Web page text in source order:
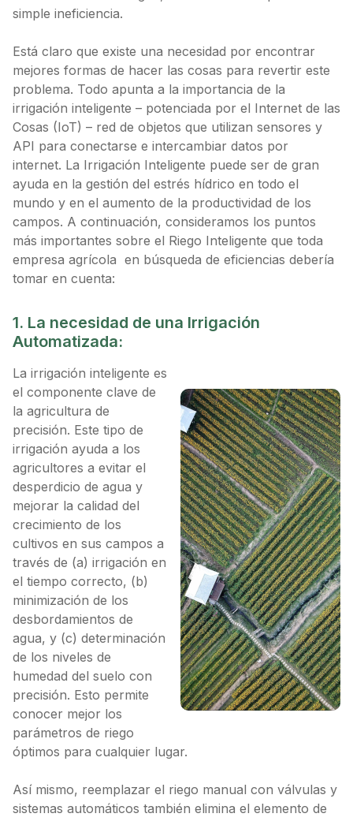
simple ineficiencia.
Está claro que existe una necesidad por encontrar
mejores formas de hacer las cosas para revertir este
problema. Todo apunta a la importancia de la
irrigación inteligente – potenciada por el Internet de las
Cosas (IoT) – red de objetos que utilizan sensores y
API para conectarse e intercambiar datos por
internet. La Irrigación Inteligente puede ser de gran
ayuda en la gestión del estrés hídrico en todo el
mundo y en el aumento de la productividad de los
campos. A continuación, consideramos los puntos
más importantes sobre el Riego Inteligente que toda
empresa agrícola en búsqueda de eficiencias debería
tomar en cuenta:
1. La necesidad de una Irrigación
Automatizada:
La irrigación inteligente es
el componente clave de
la agricultura de
precisión. Este tipo de
irrigación ayuda a los
agricultores a evitar el
desperdicio de agua y
mejorar la calidad del
crecimiento de los
cultivos en sus campos a
través de (a) irrigación en
el tiempo correcto, (b)
minimización de los
desbordamientos de
agua, y (c) determinación
de los niveles de
humedad del suelo con
precisión. Esto permite
conocer mejor los
parámetros de riego
óptimos para cualquier lugar.
Así mismo, reemplazar el riego manual con válvulas y
sistemas automáticos también elimina el elemento de